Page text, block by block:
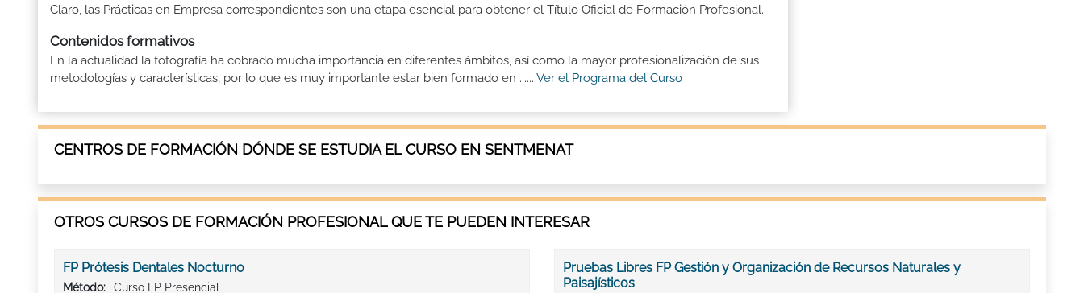
Claro, las Prácticas en Empresa correspondientes son una etapa esencial para obtener el Título Oficial de Formación Profesional.
Contenidos formativos
En la actualidad la fotografía ha cobrado mucha importancia en diferentes ámbitos, así como la mayor profesionalización de sus
metodologías y características, por lo que es muy importante estar bien formado en ...... Ver el Programa del Curso
CENTROS DE FORMACIÓN DÓNDE SE ESTUDIA EL CURSO EN SENTMENAT
OTROS CURSOS DE FORMACIÓN PROFESIONAL QUE TE PUEDEN INTERESAR
FP Prótesis Dentales Nocturno
Método:
Curso FP Presencial
Pruebas Libres FP Gestión y Organización de Recursos Naturales y
Paisajísticos